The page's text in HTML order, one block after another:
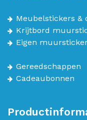
Meubelstickers &
Krijtbord
Eigen
Gereedschappen
Cadeaubonnen